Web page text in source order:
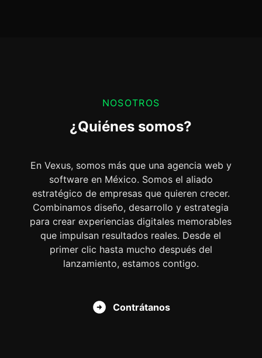
NOSOTROS
¿Quiénes somos?
En Vexus, somos más que una agencia web y
software en México. Somos el aliado
estratégico de empresas que quieren crecer.
Combinamos diseño, desarrollo y estrategia
para crear experiencias digitales memorables
que impulsan resultados reales. Desde el
primer clic hasta mucho después del
lanzamiento, estamos contigo.
Contrátanos